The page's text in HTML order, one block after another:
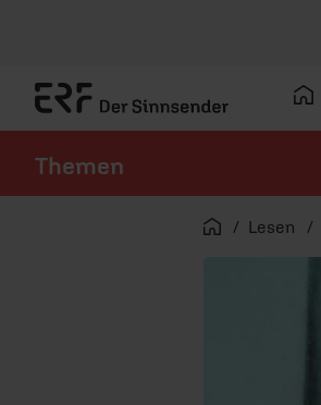
Themen
Startseite
Lesen